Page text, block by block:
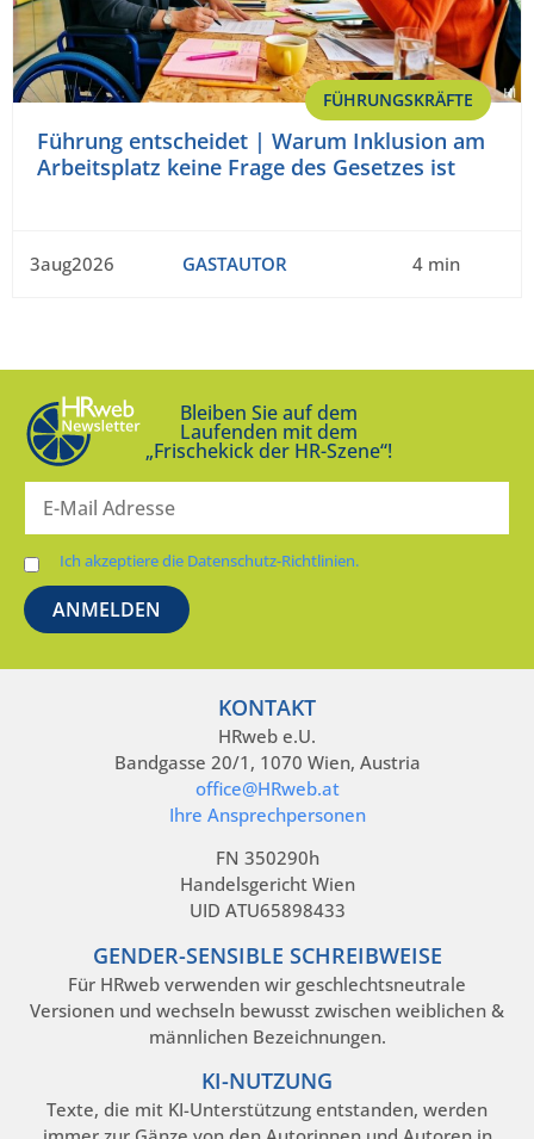
FÜHRUNGSKRÄFTE
Führung entscheidet | Warum Inklusion am
Arbeitsplatz keine Frage des Gesetzes ist
3aug2026 GASTAUTOR 4 min
Bleiben Sie auf dem
Laufenden mit dem
„Frischekick der HR-Szene“!
Ich akzeptiere die Datenschutz-Richtlinien.
KONTAKT
HRweb e.U.
Bandgasse 20/1, 1070 Wien, Austria
office@HRweb.at
Ihre Ansprechpersonen
FN 350290h
Handelsgericht Wien
UID ATU65898433
GENDER-SENSIBLE SCHREIBWEISE
Für HRweb verwenden wir geschlechtsneutrale
Versionen und wechseln bewusst zwischen weiblichen &
männlichen Bezeichnungen.
KI-NUTZUNG
Texte, die mit KI-Unterstützung entstanden, werden